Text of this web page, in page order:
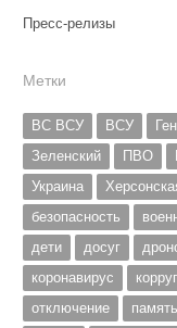
Пресс-релизы
Метки
ВС ВСУ ВСУ
Зеленский
ПВО
Украина
безопасность
дети
досуг
коронавирус
отключение
память